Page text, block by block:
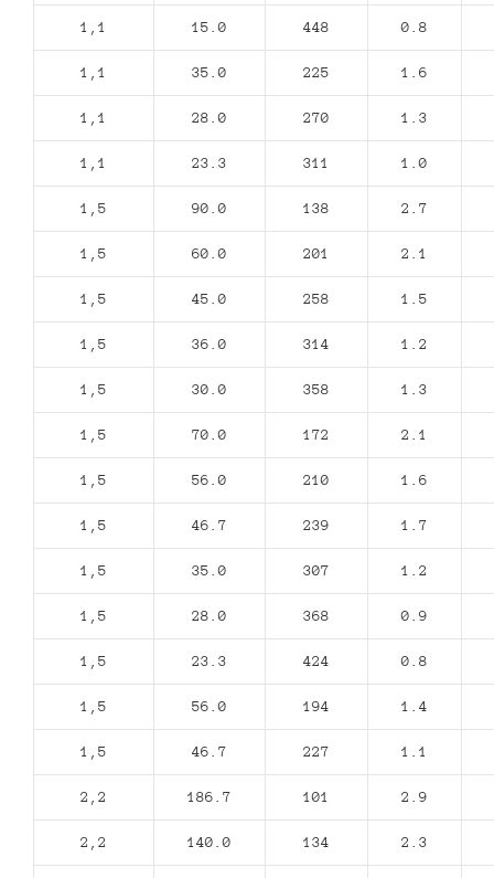
1,1 15.0 448 0.8
1,1 35.0 225 1.6
1,1 28.0 270 1.3
1,1 23.3 311 1.0
1,5 90.0 138 2.7
1,5 60.0 201 2.1
1,5 45.0 258 1.5
1,5 36.0 314 1.2
1,5 30.0 358 1.3
1,5 70.0 172 2.1
1,5 56.0 210 1.6
1,5 46.7 239 1.7
1,5 35.0 307 1.2
1,5 28.0 368 0.9
1,5 23.3 424 0.8
1,5 56.0 194 1.4
1,5 46.7 227 1.1
2,2 186.7 101 2.9
2,2 140.0 134 2.3